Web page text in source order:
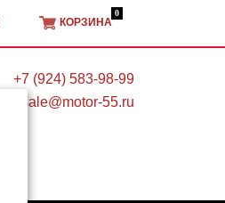
КОРЗИНА
0
+7 (924) 583-98-99
sale@motor-55.ru